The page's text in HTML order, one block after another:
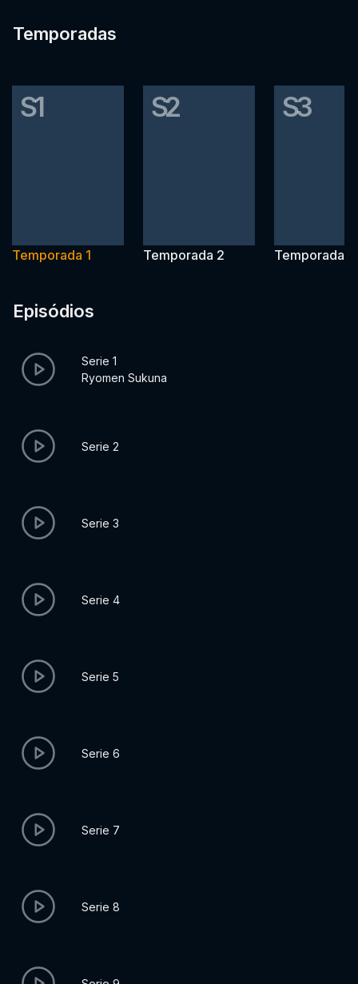
Temporadas
S1
Temporada 1
S2
Temporada 2
S3
Temporada 3
Episódios
Serie 1
Ryomen Sukuna
Serie 2
Serie 3
Serie 4
Serie 5
Serie 6
Serie 7
Serie 8